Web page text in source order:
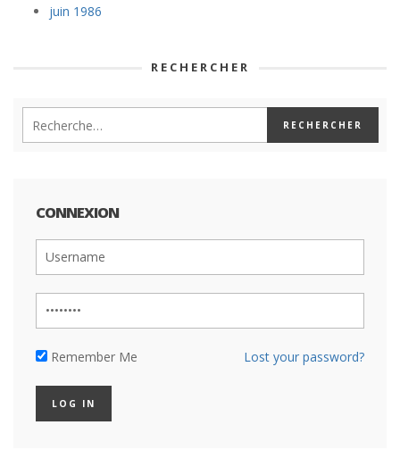
juin 1986
RECHERCHER
CONNEXION
Remember Me Lost your password?